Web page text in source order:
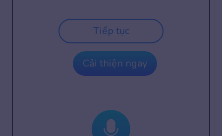
Tiếp tục
Cải thiện ngay